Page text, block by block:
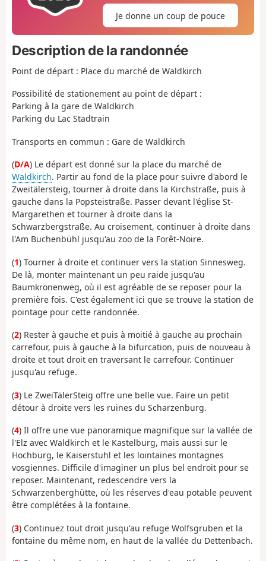
Je donne un coup de pouce
Description de la randonnée
Point de départ : Place du marché de Waldkirch
Possibilité de stationement au point de départ :
Parking à la gare de Waldkirch
Parking du Lac Stadtrain
Transports en commun : Gare de Waldkirch
(D/A) Le départ est donné sur la place du marché de
Waldkirch. Partir au fond de la place pour suivre d'abord le
Zweitälersteig, tourner à droite dans la Kirchstraße, puis à
gauche dans la Popsteistraße. Passer devant l'église St-
Margarethen et tourner à droite dans la
Schwarzbergstraße. Au croisement, continuer à droite dans
l'Am Buchenbühl jusqu'au zoo de la Forêt-Noire.
(1) Tourner à droite et continuer vers la station Sinnesweg.
De là, monter maintenant un peu raide jusqu'au
Baumkronenweg, où il est agréable de se reposer pour la
première fois. C'est également ici que se trouve la station de
pointage pour cette randonnée.
(2) Rester à gauche et puis à moitié à gauche au prochain
carrefour, puis à gauche à la bifurcation, puis de nouveau à
droite et tout droit en traversant le carrefour. Continuer
jusqu'au refuge.
(3) Le ZweiTälerSteig offre une belle vue. Faire un petit
détour à droite vers les ruines du Scharzenburg.
(4) Il offre une vue panoramique magnifique sur la vallée de
l'Elz avec Waldkirch et le Kastelburg, mais aussi sur le
Hochburg, le Kaiserstuhl et les lointaines montagnes
vosgiennes. Difficile d'imaginer un plus bel endroit pour se
reposer. Maintenant, redescendre vers la
Schwarzenberghütte, où les réserves d'eau potable peuvent
être complétées à la fontaine.
(3) Continuez tout droit jusqu'au refuge Wolfsgruben et la
fontaine du même nom, en haut de la vallée du Dettenbach.